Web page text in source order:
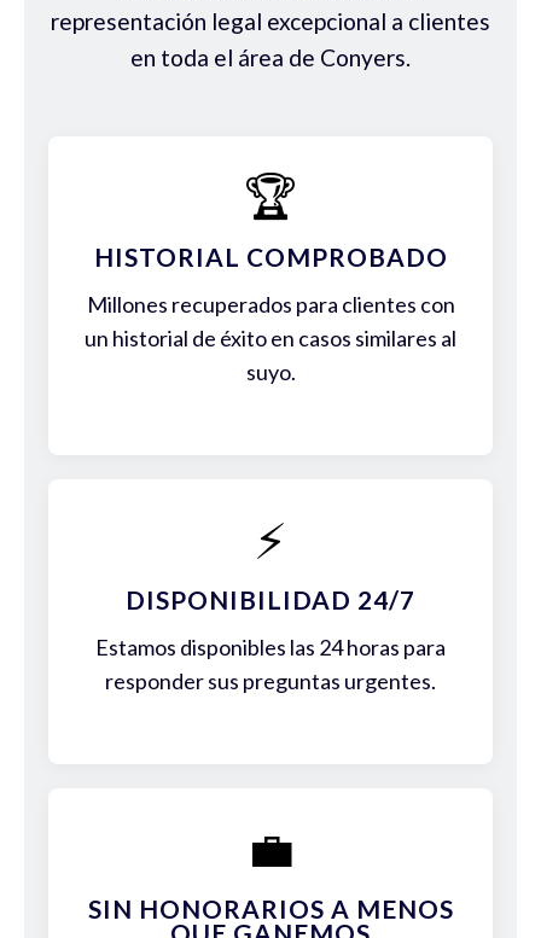
representación legal excepcional a clientes
en toda el área de Conyers.
🏆
HISTORIAL COMPROBADO
Millones recuperados para clientes con
un historial de éxito en casos similares al
suyo.
⚡
DISPONIBILIDAD 24/7
Estamos disponibles las 24 horas para
responder sus preguntas urgentes.
💼
SIN HONORARIOS A MENOS